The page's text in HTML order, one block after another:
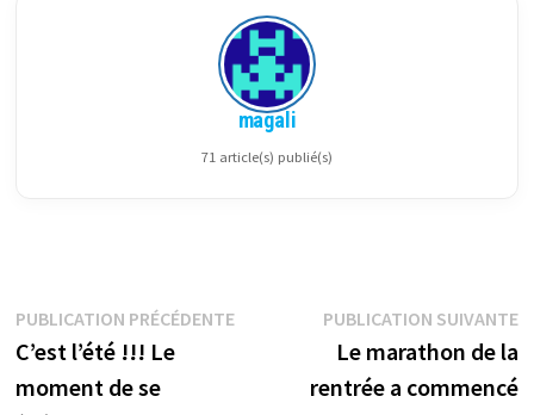
magali
71 article(s) publié(s)
Navigation
de
PUBLICATION PRÉCÉDENTEPublication
précédente :
C’est l’été !!! Le
moment de se
PUBLICATION SUIVANTE
Le marathon de la
rentrée a commencé